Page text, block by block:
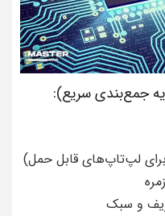
لپ‌تاپ‌های قابل حمل)
و سبک